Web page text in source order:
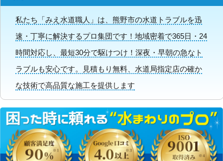
私たち「みえ水道職人」は、熊野市の水道トラブルを迅
速・丁寧に解決するプロ集団です！地域密着で365日・24
時間対応し、最短30分で駆けつけ！深夜・早朝の急なト
ラブルも安心です。見積もり無料、水道局指定店の確か
な技術で高品質な施工を提供します